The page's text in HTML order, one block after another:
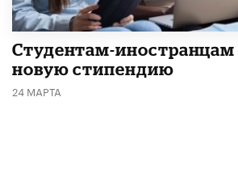
Студентам-
новую стипендию
24 МАРТА